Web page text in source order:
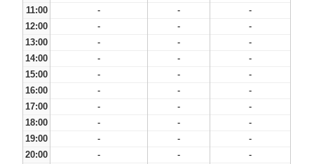
11:00
- -
-
12:00
- -
-
13:00
- -
-
14:00
- -
-
15:00
- -
-
16:00
- -
-
17:00
- -
-
18:00
- -
-
19:00
- -
-
20:00
- -
-